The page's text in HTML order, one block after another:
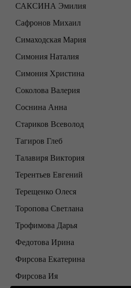
САКСИНА Эмилия
Сафронов Михаил
Симаходская Мария
Симония Наталия
Симония Христина
Соколова Валерия
Соснина Анна
Стариков Всеволод
Тагиров Глеб
Талавиря Виктория
Терентьев Евгений
Терещенко Олеся
Торопова Светлана
Трофимова Дарья
Федотова Ирина
Фирсова Екатерина
Фирсова Ия